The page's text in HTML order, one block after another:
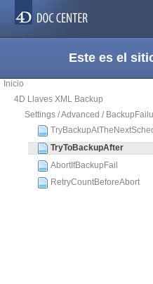
Este es el
Inicio
4D Llaves XML Backup
Settings / Advanced /
TryToBackupAfter
AbortIfBackupFail
RetryCountBeforeAbort